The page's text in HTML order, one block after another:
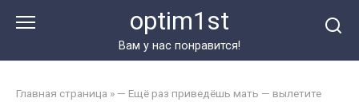
optim1st
Вам у нас понравится!
Главная страница » — Ещё раз приведёшь мать — вылетите